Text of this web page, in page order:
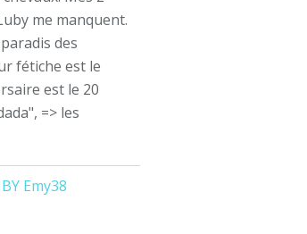
me manquent.
des
fétiche est le
est le 20
=> les